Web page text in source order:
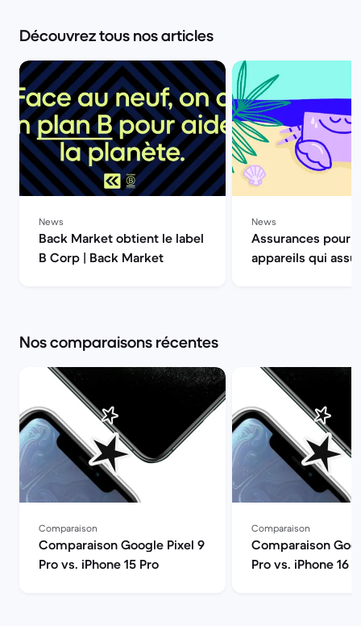
Découvrez tous nos articles
News
Back Market obtient le label
B Corp | Back Market
News
Assurances pour
appareils qui
Nos comparaisons récentes
Comparaison
Comparaison Google Pixel 9
Pro vs. iPhone 15 Pro
Comparaison
Comparaison
Pro vs. iPhone 16